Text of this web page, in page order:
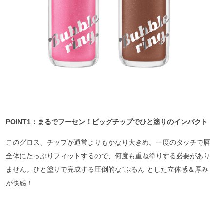
POINT1：まるでフーセン！ビッグチップでひと塗りのインパクト
このグロス、チップが通常よりもかなり大きめ。一度のタッチで唇
全体にたっぷりフィットするので、何度も重ね塗りする必要があり
ません。ひと塗りで完成する圧倒的な“ぷるん”とした立体感＆厚み
が快感！